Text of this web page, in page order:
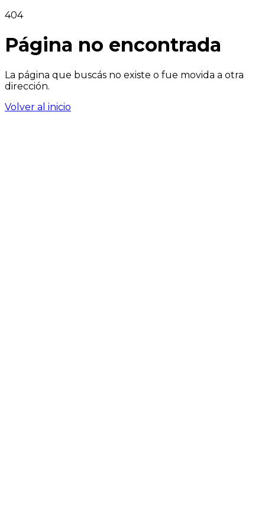
404
Página no encontrada
La página que buscás no existe o fue movida a otra
dirección.
Volver al inicio